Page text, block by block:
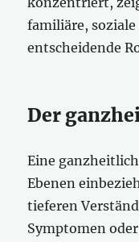
familiäre,
entscheidende
Der
Eine
Ebenen
tieferen
Symptomen